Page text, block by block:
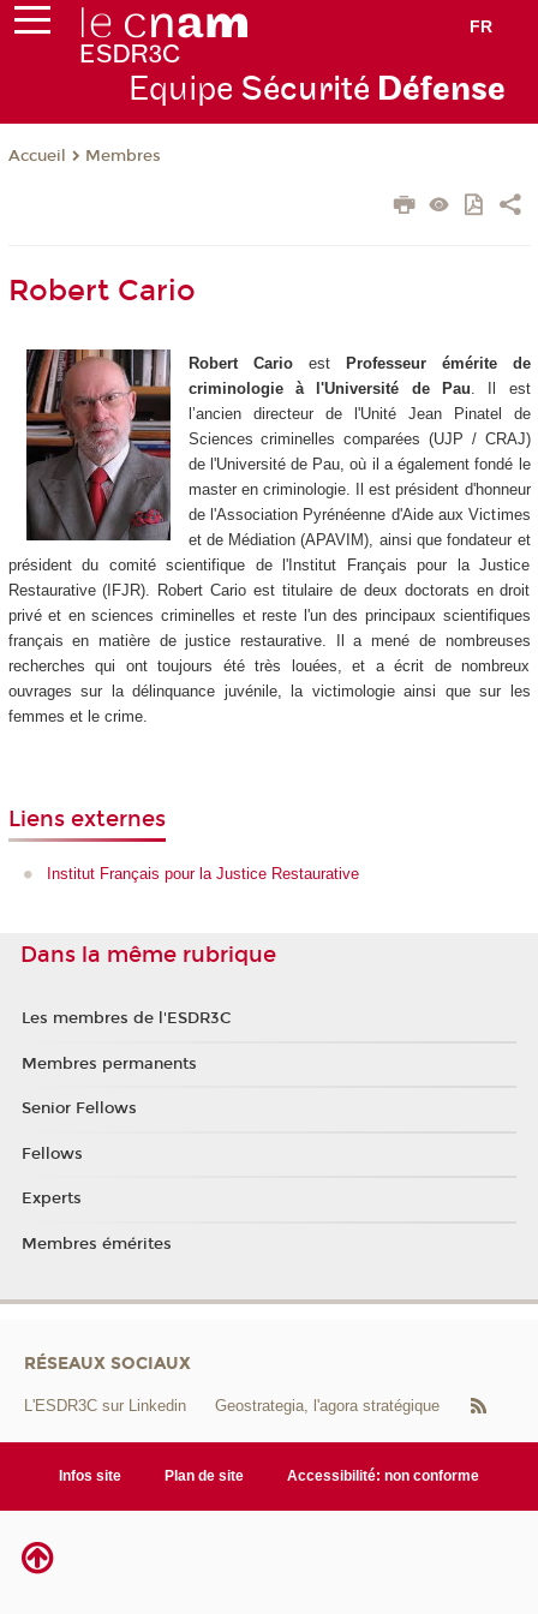
FR
Equipe Sécurité Défense
Accueil Membres
Robert Cario
Robert Carioest
Professeur émérite de
criminologie à l'Université de Pau. Il est
l’ancien directeur de l'Unité Jean Pinatel de
Sciences criminelles comparées (UJP / CRAJ)
de l'Université de Pau, où il a également fondé le
master en criminologie. Il est président d'honneur
de l'Association Pyrénéenne d'Aide aux Victimes
et de Médiation (APAVIM), ainsi que fondateur et
président du comité scientifique de l'Institut Français pour la Justice
Restaurative (IFJR). Robert Cario est titulaire de deux doctorats en droit
privé et en sciences criminelles et reste l'un des principaux scientifiques
français en matière de justice restaurative. Il a mené de nombreuses
recherches qui ont toujours été très louées, et a écrit de nombreux
ouvrages sur la délinquance juvénile, la victimologie ainsi que sur les
femmes et le crime.
Liens externes
Institut Français pour la Justice Restaurative
Dans la même rubrique
Les membres de l'ESDR3C
Membres permanents
Senior Fellows
Fellows
Experts
Membres émérites
RÉSEAUX SOCIAUX
L'ESDR3C sur Linkedin Geostrategia, l'agora stratégique
Infos site Plan de site Accessibilité: non conforme